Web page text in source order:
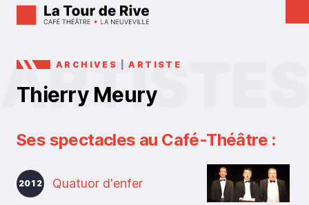
ARCHIVES |ARTISTE
Thierry Meury
Ses spectacles au Café-Théâtre :
2012 Quatuor d'enfer